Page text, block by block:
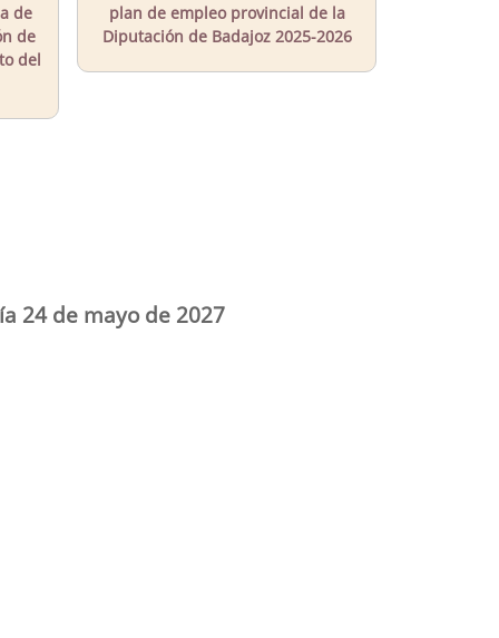
de
de
del
plan de empleo provincial de la
Diputación de Badajoz 2025-2026
24 de mayo de 2027